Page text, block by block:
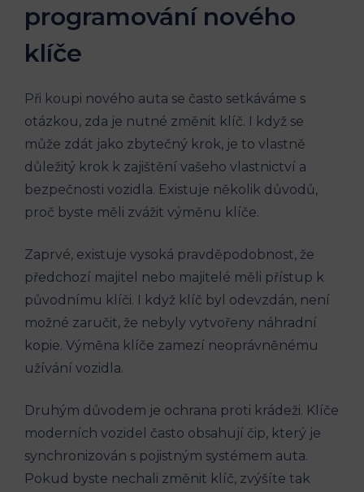
programování nového
klíče
Při koupi nového auta se‌ často setkáváme ​s
otázkou,​ zda je‌ nutné změnit klíč. ⁢I když ‍se
může zdát​ jako zbytečný krok, je to vlastně
důležitý krok k zajištění vašeho vlastnictví a
⁣bezpečnosti ⁤vozidla. Existuje ⁤několik⁤ důvodů,
‌proč byste měli zvážit výměnu klíče.
Zaprvé, existuje vysoká pravděpodobnost, ⁤že
předchozí majitel nebo majitelé měli přístup k
původnímu klíči. I ‌když‌ klíč byl odevzdán, není
možné ⁤zaručit, že nebyly vytvořeny náhradní
⁣kopie.‌ Výměna klíče zamezí⁢ neoprávněnému
⁢užívání ⁢vozidla.
Druhým důvodem je ⁣ochrana‌ proti krádeži.​ Klíče
moderních⁢ vozidel‍ často obsahují čip, ⁣který je
synchronizován s pojistným systémem⁢ auta.
Pokud byste nechali ​změnit klíč, ⁣zvýšíte tak